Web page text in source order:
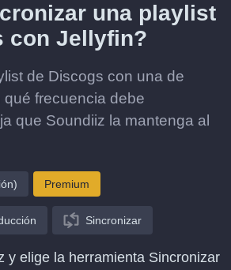
una playlist
con Jellyfin?
de Discogs con una de
frecuencia debe
que Soundiiz la mantenga al
Premium
Sincronizar
y elige la herramienta Sincronizar